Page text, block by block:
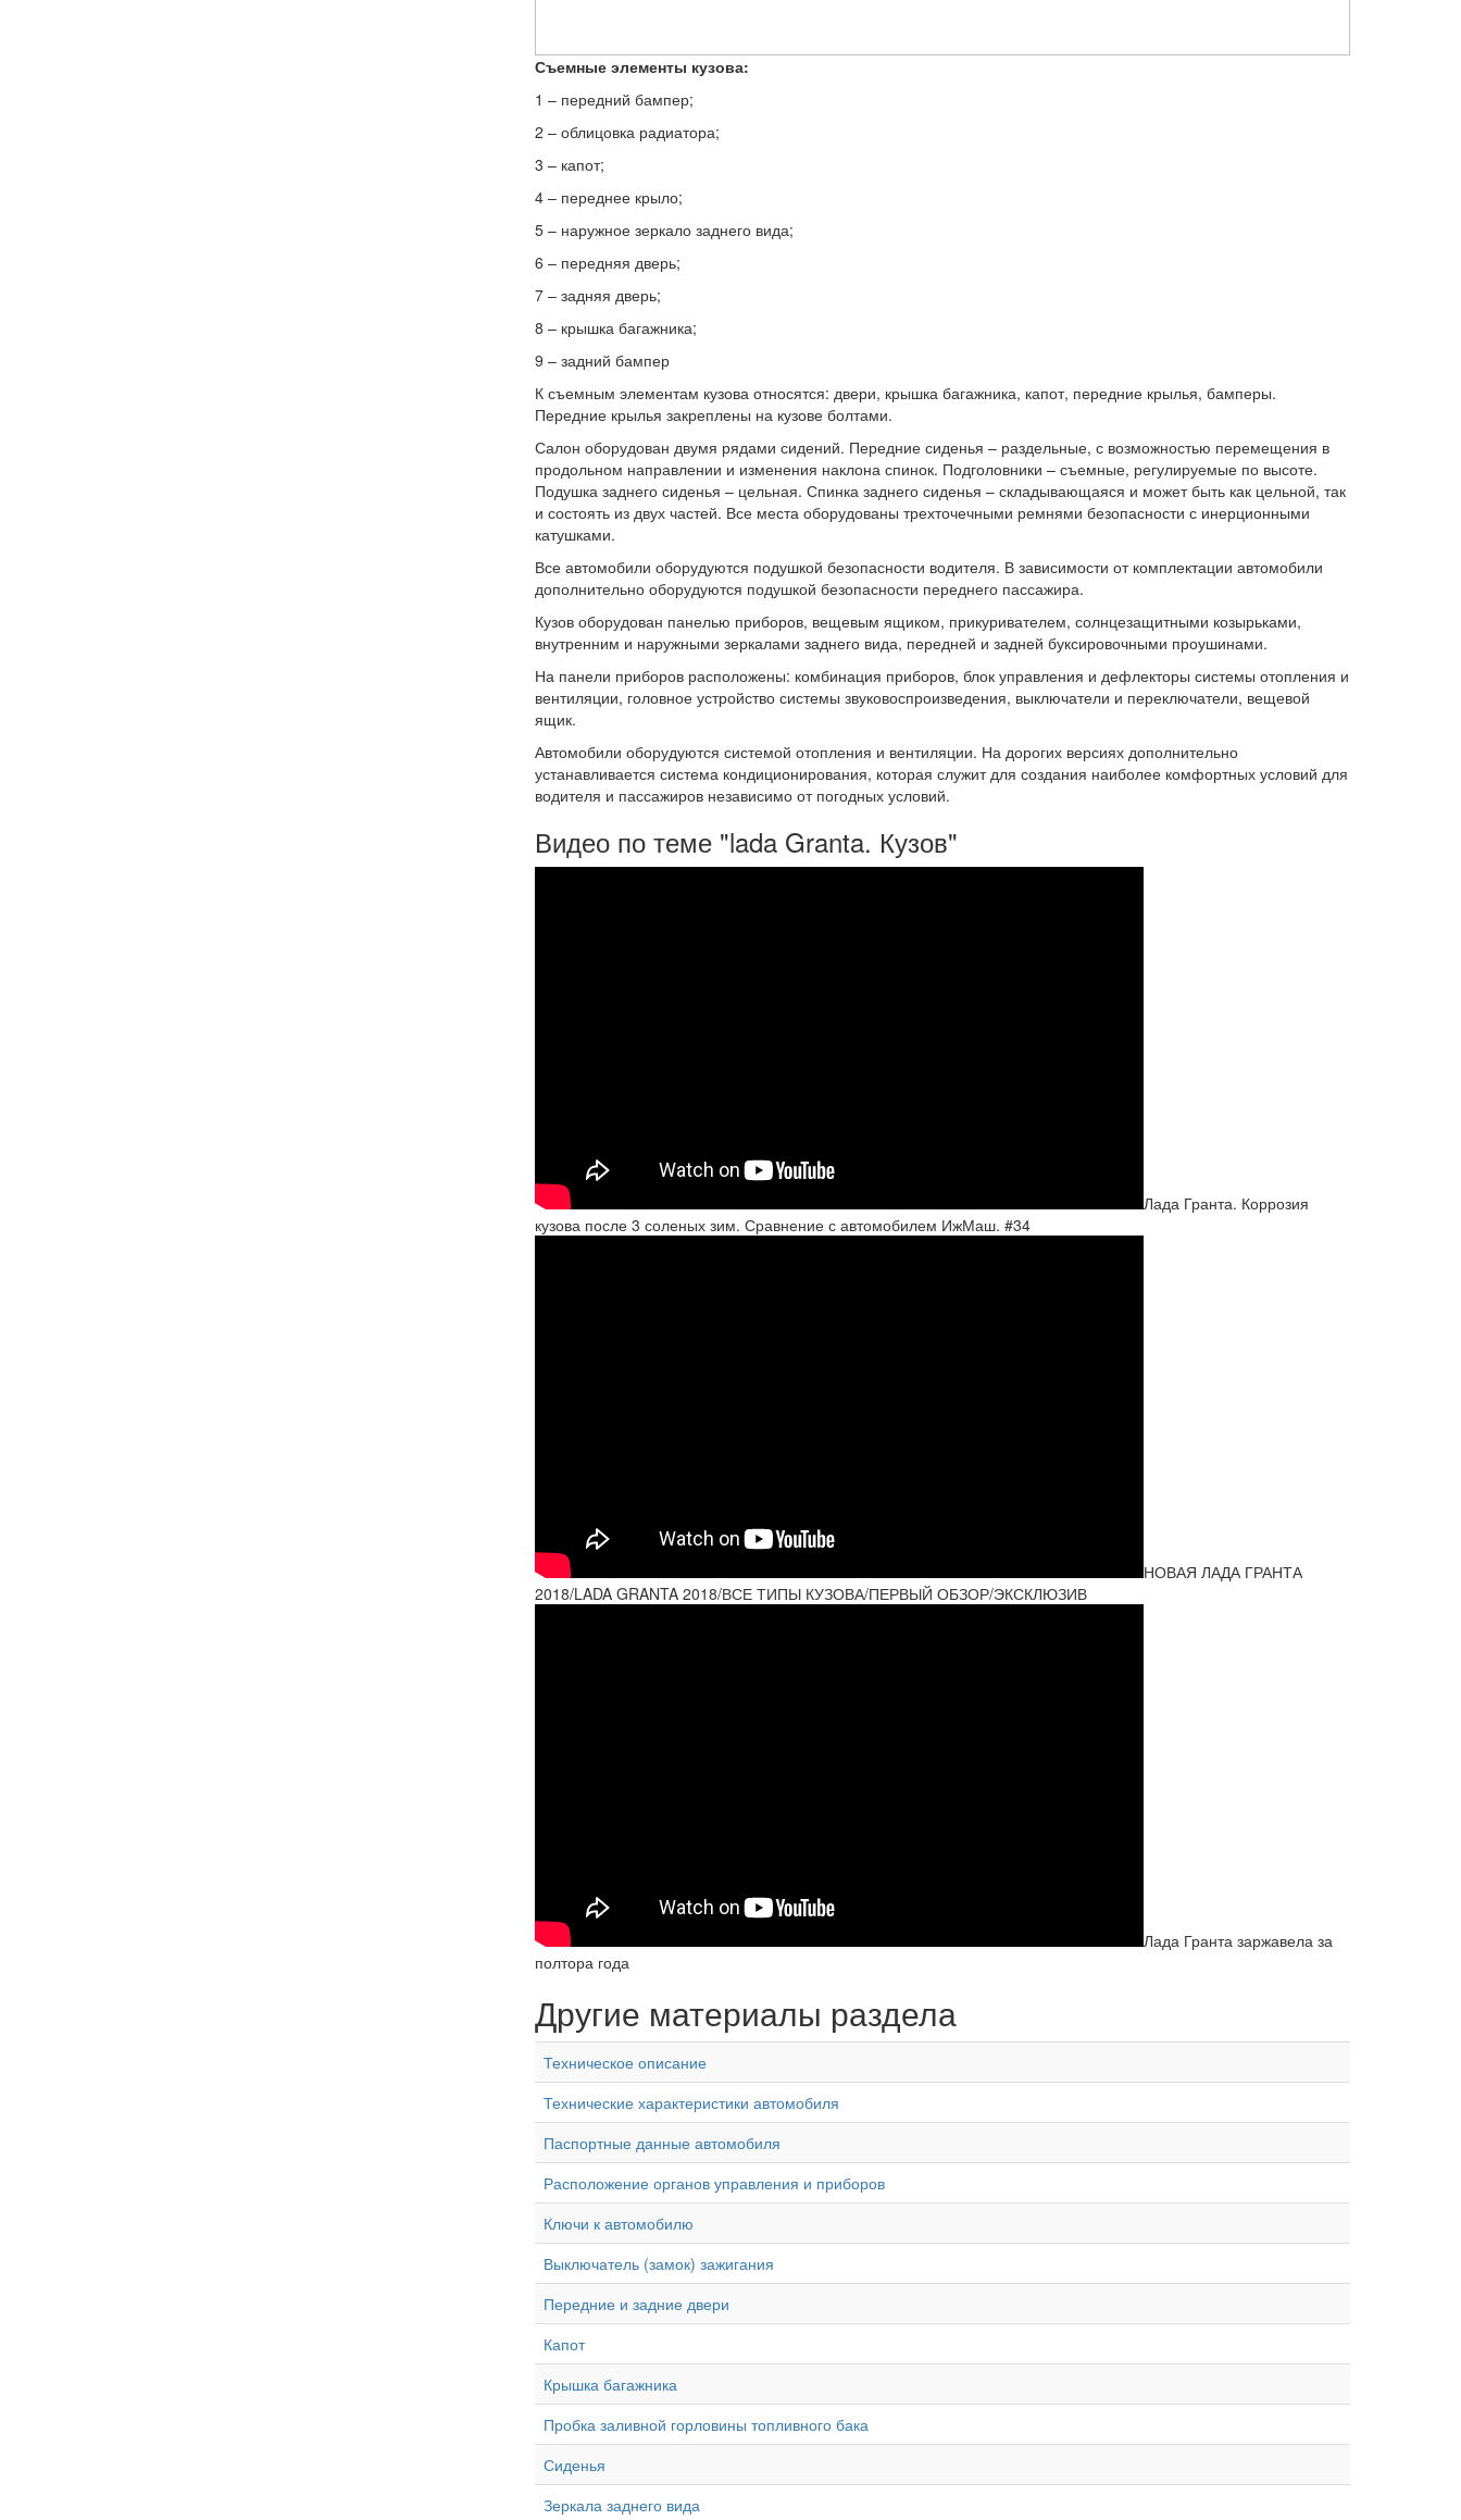
Съемные элементы кузова:
1 – передний бампер;
2 – облицовка радиатора;
3 – капот;
4 – переднее крыло;
5 – наружное зеркало заднего вида;
6 – передняя дверь;
7 – задняя дверь;
8 – крышка багажника;
9 – задний бампер
К съемным элементам кузова относятся: двери, крышка багажника, капот, передние крылья, бамперы.
Передние крылья закреплены на кузове болтами.
Салон оборудован двумя рядами сидений. Передние сиденья – раздельные, с возможностью перемещения в
продольном направлении и изменения наклона спинок. Подголовники – съемные, регулируемые по высоте.
Подушка заднего сиденья – цельная. Спинка заднего сиденья – складывающаяся и может быть как цельной, так
и состоять из двух частей. Все места оборудованы трехточечными ремнями безопасности с инерционными
катушками.
Все автомобили оборудуются подушкой безопасности водителя. В зависимости от комплектации автомобили
дополнительно оборудуются подушкой безопасности переднего пассажира.
Кузов оборудован панелью приборов, вещевым ящиком, прикуривателем, солнцезащитными козырьками,
внутренним и наружными зеркалами заднего вида, передней и задней буксировочными проушинами.
На панели приборов расположены: комбинация приборов, блок управления и дефлекторы системы отопления и
вентиляции, головное устройство системы звуковоспроизведения, выключатели и переключатели, вещевой
ящик.
Автомобили оборудуются системой отопления и вентиляции. На дорогих версиях дополнительно
устанавливается система кондиционирования, которая служит для создания наиболее комфортных условий для
водителя и пассажиров независимо от погодных условий.
Видео по теме "lada Granta. Кузов"
Лада Гранта. Коррозия
кузова после 3 соленых зим. Сравнение с автомобилем ИжМаш. #34
НОВАЯ ЛАДА ГРАНТА
2018/LADA GRANTA 2018/ВСЕ ТИПЫ КУЗОВА/ПЕРВЫЙ ОБЗОР/ЭКСКЛЮЗИВ
Лада Гранта заржавела за
полтора года
Другие материалы раздела
Техническое описание
Технические характеристики автомобиля
Паспортные данные автомобиля
Расположение органов управления и приборов
Ключи к автомобилю
Выключатель (замок) зажигания
Передние и задние двери
Капот
Крышка багажника
Пробка заливной горловины топливного бака
Сиденья
Зеркала заднего вида